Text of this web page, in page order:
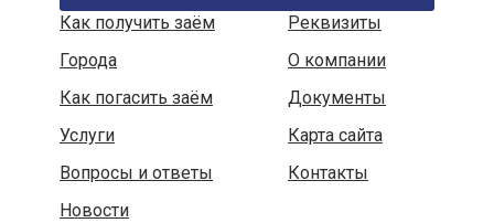
Как получить заём
Реквизиты
Города
О компании
Как погасить заём
Документы
Услуги
Карта сайта
Вопросы и ответы
Контакты
Новости